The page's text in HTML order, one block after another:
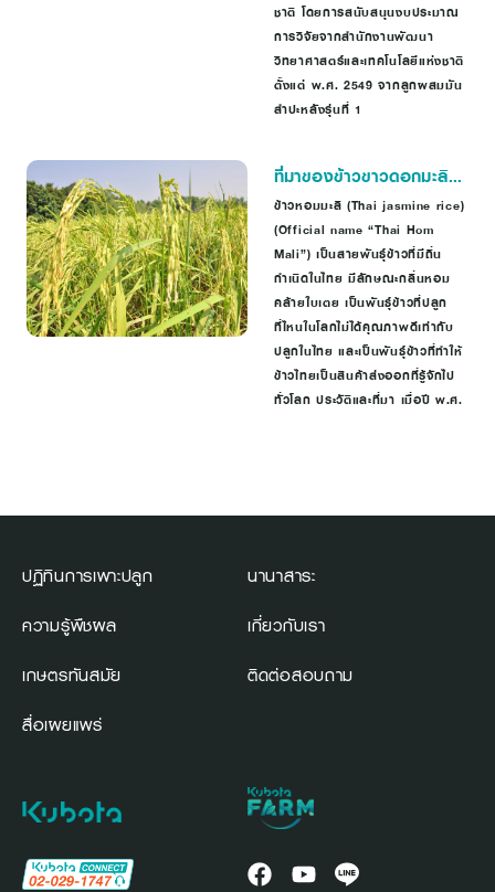
ชาติ โดยการสนับสนุนงบประมาณ
การวิจัยจากสำนักงานพัฒนา
วิทยาศาสตร์และเทคโนโลยีแห่งชาติ
ตั้งแต่ พ.ศ. 2549 จากลูกผสมมัน
สำปะหลังรุ่นที่ 1
ที่มาของข้าวขาวดอกมะลิ
105 และความรู้เกี่ยวกับข้าว
ไวแสง
ข้าวหอมมะลิ (Thai jasmine rice)
(Official name “Thai Hom
Mali”) เป็นสายพันธุ์ข้าวที่มีถิ่น
กำเนิดในไทย มีลักษณะกลิ่นหอม
คล้ายใบเตย เป็นพันธุ์ข้าวที่ปลูก
ที่ไหนในโลกไม่ได้คุณภาพดีเท่ากับ
ปลูกในไทย และเป็นพันธุ์ข้าวที่ทำให้
ข้าวไทยเป็นสินค้าส่งออกที่รู้จักไป
ทั่วโลก ประวัติและที่มา เมื่อปี พ.ศ.
ปฏิทินการเพาะปลูก
ความรู้พืชผล
เกษตรทันสมัย
สื่อเผยแพร่
นานาสาระ
เกี่ยวกับเรา
ติดต่อสอบถาม